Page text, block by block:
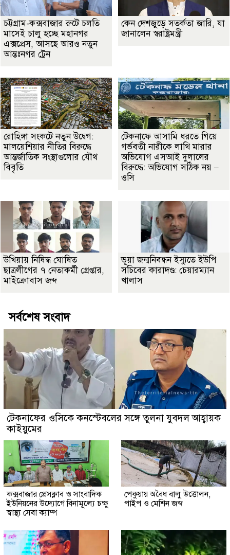
চট্টগ্রাম-কক্সবাজার রুটে চলতি
মাসেই চালু হচ্ছে মহানগর
এক্সপ্রেস, আসছে আরও নতুন
আন্তঃনগর ট্রেন
কেন দেশজুড়ে সতর্কতা জারি, যা
জানালেন স্বরাষ্ট্রমন্ত্রী
রোহিঙ্গা সংকটে নতুন উদ্বেগ:
মালয়েশিয়ার নীতির বিরুদ্ধে
আন্তর্জাতিক সংস্থাগুলোর যৌথ
বিবৃতি
টেকনাফে আসামি ধরতে গিয়ে
গর্ভবতী নারীকে লাথি মারার
অভিযোগ এসআই দুলালের
বিরুদ্ধে: অভিযোগ সঠিক নয় –
ওসি
উখিয়ায় নিষিদ্ধ ঘোষিত
ছাত্রলীগের ৭ নেতাকর্মী গ্রেপ্তার,
মাইক্রোবাস জব্দ
ভূয়া জন্মনিবন্ধন ইস্যুতে ইউপি
সচিবের কারাদণ্ড: চেয়ারম্যান
খালাস
সর্বশেষ সংবাদ
টেকনাফের ওসিকে কনস্টেবলের সঙ্গে তুলনা যুবদল আহ্বায়ক
কাইয়ুমের
কক্সবাজার প্রেসক্লাব ও সাংবাদিক
ইউনিয়নের উদ্যোগে বিনামূল্যে চক্ষু
স্বাস্থ্য সেবা ক্যাম্প
পেকুয়ায় অবৈধ বালু উত্তোলন,
পাইপ ও মেশিন জব্দ